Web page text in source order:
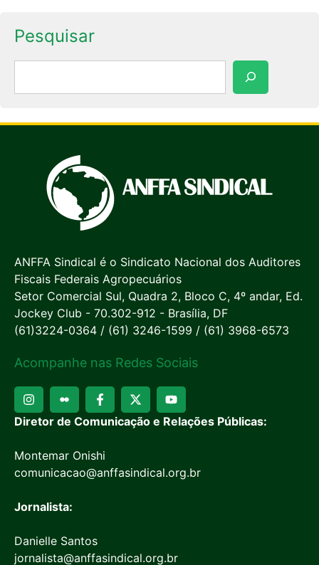
Pesquisar
ANFFA Sindical é o Sindicato Nacional dos Auditores
Fiscais Federais Agropecuários
Setor Comercial Sul, Quadra 2, Bloco C, 4º andar, Ed.
Jockey Club - 70.302-912 - Brasília, DF
(61)3224-0364 / (61) 3246-1599 / (61) 3968-6573
Acompanhe nas Redes Sociais
Diretor de Comunicação e Relações Públicas:
Montemar Onishi
comunicacao@anffasindical.org.br
Jornalista:
Danielle Santos
jornalista@anffasindical.org.br